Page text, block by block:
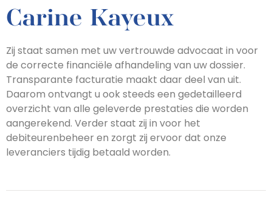
Carine Kayeux
Zij staat samen met uw vertrouwde advocaat in voor
de correcte financiële afhandeling van uw dossier.
Transparante facturatie maakt daar deel van uit.
Daarom ontvangt u ook steeds een gedetailleerd
overzicht van alle geleverde prestaties die worden
aangerekend. Verder staat zij in voor het
debiteurenbeheer en zorgt zij ervoor dat onze
leveranciers tijdig betaald worden.